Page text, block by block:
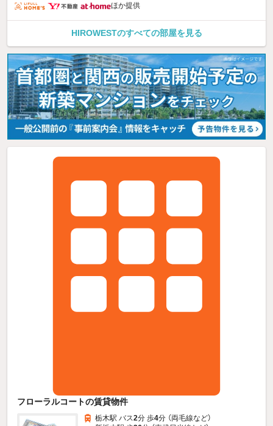
ほか提供
HIROWESTのすべての部屋を見る
フローラルコートの賃貸物件
栃木駅 バス2分 歩4分 （両毛線など）